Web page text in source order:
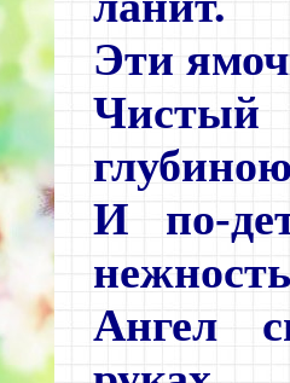
Эти
И по-
Ангел